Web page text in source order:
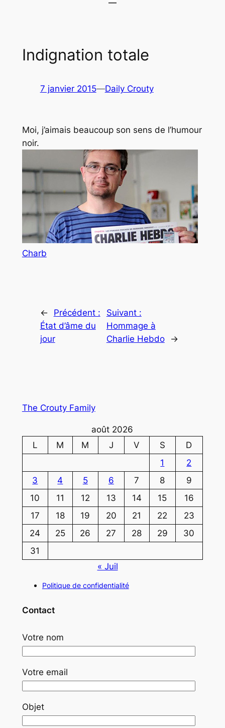
Indignation totale
7 janvier 2015—Daily Crouty
Moi, j’aimais beaucoup son sens de l’humour
noir.
Charb
←
Précédent :
État d’âme du
jour
Suivant :
Hommage à
Charlie Hebdo
→
The Crouty Family
août 2026
L
M M J V S
D
1
2
3
4 5 6 7 8
9
10
11 12 13 14 15
16
17
18 19 20 21 22
23
24
25 26 27 28 29
30
31
« Juil
Politique de confidentialité
Contact
Votre nom
Votre email
Objet